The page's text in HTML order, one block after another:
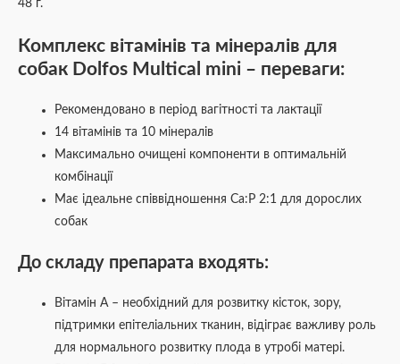
48 г.
Комплекс вітамінів та мінералів для
собак Dolfos Multical mini – переваги:
Рекомендовано в період вагітності та лактації
14 вітамінів та 10 мінералів
Максимально очищені компоненти в оптимальній
комбінації
Має ідеальне співвідношення Ca:P 2:1 для дорослих
собак
До складу препарата входять:
Вітамін А – необхідний для розвитку кісток, зору,
підтримки епітеліальних тканин, відіграє важливу роль
для нормального розвитку плода в утробі матері.